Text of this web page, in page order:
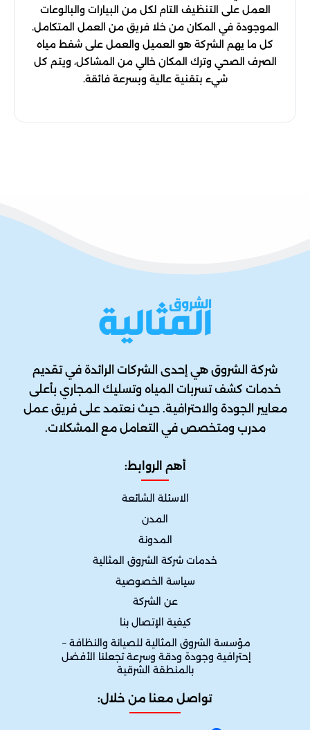
العمل على التنظيف التام لكل من البيارات والبالوعات
الموجودة في المكان من خلا فريق من العمل المتكامل.
كل ما يهم الشركة هو العميل والعمل على شفط مياه
الصرف الصحي وترك المكان خالي من المشاكل، ويتم كل
شيء بتقنية عالية وبسرعة فائقة.
شركة الشروق هي إحدى الشركات الرائدة في تقديم
خدمات كشف تسربات المياه وتسليك المجاري بأعلى
معايير الجودة والاحترافية. حيث نعتمد على فريق عمل
مدرب ومتخصص في التعامل مع المشكلات.
أهم الروابط:
الاسئلة الشائعة
المدن
المدونة
خدمات شركة الشروق المثالية
سياسة الخصوصية
عن الشركة
كيفية الإتصال بنا
بالمنطقة الشرقية
تواصل معنا من خلال: